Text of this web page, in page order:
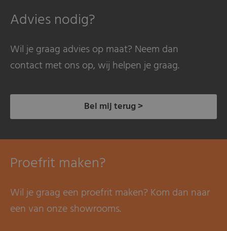
Advies nodig?
Wil je graag advies op maat? Neem dan
contact met ons op, wij helpen je graag.
Bel mij terug >
Proefrit maken?
Wil je graag een proefrit maken? Kom dan naar
een van onze showrooms.